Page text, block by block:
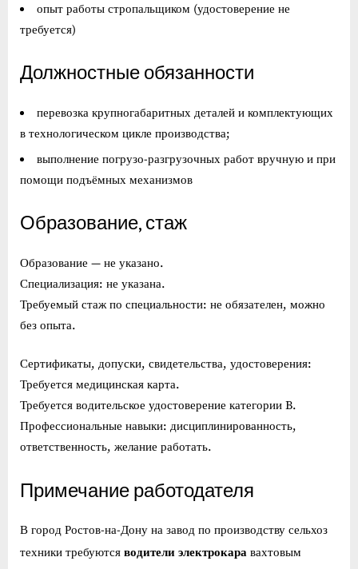
опыт работы стропальщиком (удостоверение не
требуется)
Должностные обязанности
перевозка крупногабаритных деталей и комплектующих
в технологическом цикле производства;
выполнение погрузо-разгрузочных работ вручную и при
помощи подъёмных механизмов
Образование, стаж
Образование — не указано.
Специализация: не указана.
Требуемый стаж по специальности: не обязателен, можно
без опыта.
Сертификаты, допуски, свидетельства, удостоверения:
Требуется медицинская карта.
Требуется водительское удостоверение категории B.
Профессиональные навыки: дисциплинированность,
ответственность, желание работать.
Примечание работодателя
В город Ростов-на-Дону на завод по производству сельхоз
техники требуются водители электрокара вахтовым